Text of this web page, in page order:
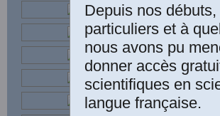
Depuis nos
particuliers et à
nous avons pu
donner accès
scientifiques en
langue française.